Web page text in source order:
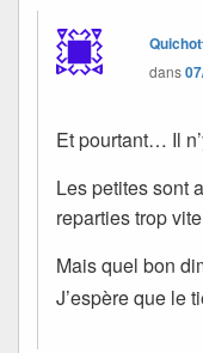
dans
Et pourtant… Il
Les petites sont
reparties trop
Mais quel bon
J’espère que le